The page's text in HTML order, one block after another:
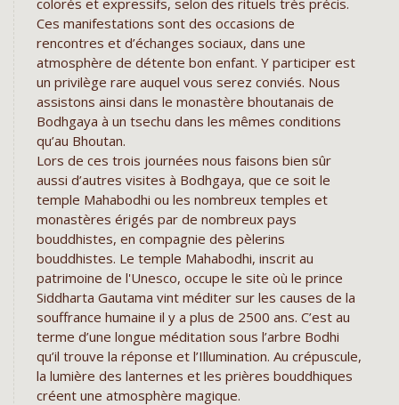
Ces manifestations sont des occasions de
rencontres et d’échanges sociaux, dans une
atmosphère de détente bon enfant. Y participer est
un privilège rare auquel vous serez conviés. Nous
assistons ainsi dans le monastère bhoutanais de
Bodhgaya à un tsechu dans les mêmes conditions
qu’au Bhoutan.
Lors de ces trois journées nous faisons bien sûr
aussi d’autres visites à Bodhgaya, que ce soit le
temple Mahabodhi ou les nombreux temples et
monastères érigés par de nombreux pays
bouddhistes, en compagnie des pèlerins
bouddhistes. Le temple Mahabodhi, inscrit au
patrimoine de l'Unesco, occupe le site où le prince
Siddharta Gautama vint méditer sur les causes de la
souffrance humaine il y a plus de 2500 ans. C’est au
terme d’une longue méditation sous l’arbre Bodhi
qu’il trouve la réponse et l’Illumination. Au crépuscule,
la lumière des lanternes et les prières bouddhiques
créent une atmosphère magique.